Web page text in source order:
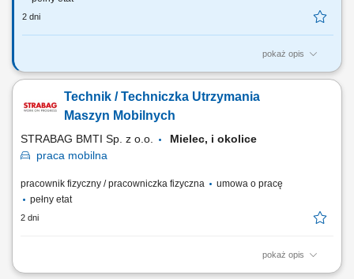
2 dni
pokaż opis
Twój zakres obowiązków: wykonywanie bieżących napraw i
usuwanie awarii mechanicznych, realizacja prac konserwacyjnych i
remontowych, wymiana elementów maszyn, współpraca z zespołem
Technik / Techniczka Utrzymania
Maszyn Mobilnych
STRABAG BMTI Sp. z o.o.
Mielec, i okolice
praca mobilna
pracownik fizyczny / pracowniczka fizyczna
umowa o pracę
pełny etat
2 dni
pokaż opis
Opis stanowiska przeprowadzanie napraw oraz serwisów koparek,